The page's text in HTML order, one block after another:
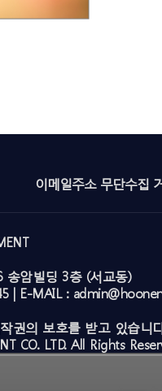
이메일주소 무단수집
송암빌딩 3층 (서교동)
| E-MAIL :
권의 보호를 받고 있습니
CO. LTD. All Rights